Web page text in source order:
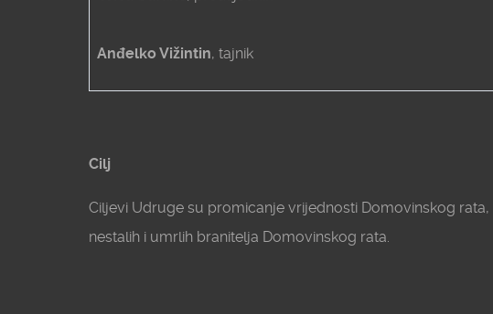
Anđelko Vižintin, tajnik
Cilj
Ciljevi Udruge su promicanje vrijednosti Domovinskog
nestalih i umrlih branitelja Domovinskog rata.